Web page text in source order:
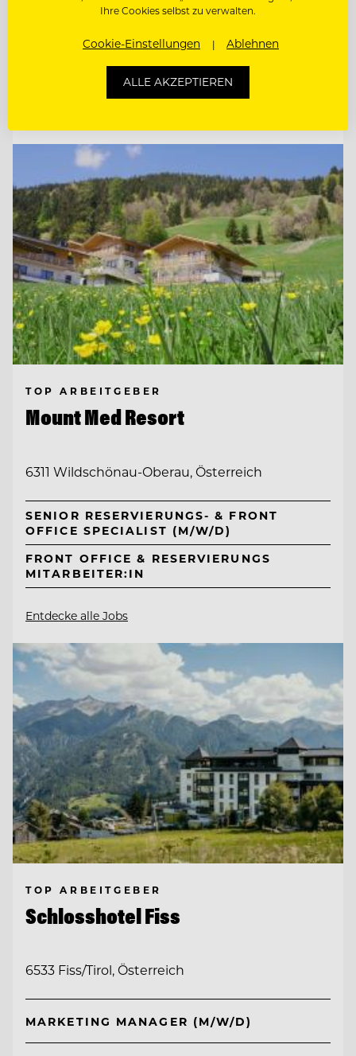
6370 Kitzbühel, Österreich
F&B CONTROLLER (M/W/D)
TOP ARBEITGEBER
Mount Med Resort
6311 Wildschönau-Oberau, Österreich
SENIOR RESERVIERUNGS- & FRONT
OFFICE SPECIALIST (M/W/D)
FRONT OFFICE & RESERVIERUNGS
MITARBEITER:IN
Entdecke alle Jobs
TOP ARBEITGEBER
Schlosshotel Fiss
6533 Fiss/Tirol, Österreich
MARKETING MANAGER (M/W/D)
Ihre Cookies selbst zu verwalten.
Cookie-Einstellungen Ablehnen
ALLE AKZEPTIEREN